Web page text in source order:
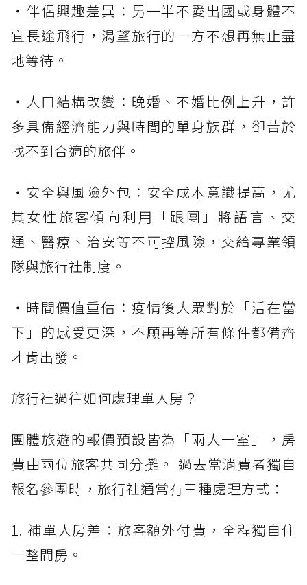
・伴侶興趣差異：另一半不愛出國或身體不
宜長途飛行，渴望旅行的一方不想再無止盡
地等待。
・人口結構改變：晚婚、不婚比例上升，許
多具備經濟能力與時間的單身族群，卻苦於
找不到合適的旅伴。
・安全與風險外包：安全成本意識提高，尤
其女性旅客傾向利用「跟團」將語言、交
通、醫療、治安等不可控風險，交給專業領
隊與旅行社制度。
・時間價值重估：疫情後大眾對於「活在當
下」的感受更深，不願再等所有條件都備齊
才肯出發。
旅行社過往如何處理單人房？
團體旅遊的報價預設皆為「兩人一室」，房
費由兩位旅客共同分攤。 過去當消費者獨自
報名參團時，旅行社通常有三種處理方式：
1. 補單人房差：旅客額外付費，全程獨自住
一整間房。